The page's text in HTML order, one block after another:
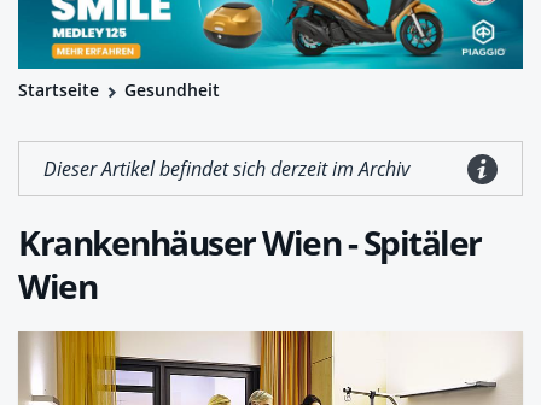
Startseite Gesundheit
Dieser Artikel befindet sich derzeit im Archiv
Krankenhäuser Wien - Spitäler
Wien